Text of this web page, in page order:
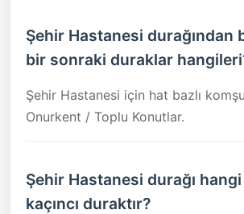
Şehir Hastanesi durağından
bir sonraki duraklar
Şehir Hastanesi için hat bazlı
Onurkent / Toplu Konutlar.
Şehir Hastanesi durağı
kaçıncı duraktır?